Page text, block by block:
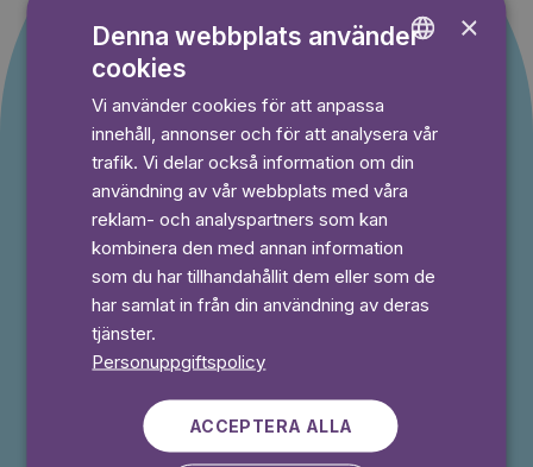
Erbjudande till nya
Du betalar inget under provperioden och kan
avsluta din prenumeration när som helst.
⭐️ Offer!
Månad
49,50 kr
50% rabatt i 3 månader
Prova 7 dagar gratis
Ingen bindningstid
×
Denna webbplats använder
cookies
Vi använder cookies för att anpassa
innehåll, annonser och för att analysera vår
trafik. Vi delar också information om din
användning av vår webbplats med våra
reklam- och analyspartners som kan
kombinera den med annan information
som du har tillhandahållit dem eller som de
har samlat in från din användning av deras
tjänster.
Personuppgiftspolicy
ACCEPTERA ALLA